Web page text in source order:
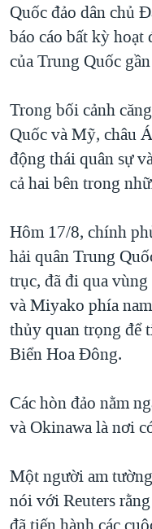
Quốc đảo dân chủ
báo cáo bất kỳ hoạt
của Trung Quốc
Trong bối cảnh
Quốc và Mỹ, châu
động thái quân sự
cả hai bên trong
Hôm 17/8, chính
hải quân Trung
trục, đã đi qua
và Miyako phía
thủy quan trọng để
Biển Hoa Đông.
Các hòn đảo nằm
và Okinawa là nơi
Một người am
nói với Reuters